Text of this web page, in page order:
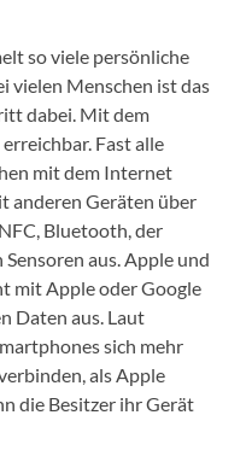
so viele persönliche
vielen Menschen ist das
dabei. Mit dem
Fast alle
mit dem Internet
anderen Geräten über
Bluetooth, der
aus. Apple und
mit Apple oder Google
Daten aus. Laut
sich mehr
als Apple
die Besitzer ihr Gerät